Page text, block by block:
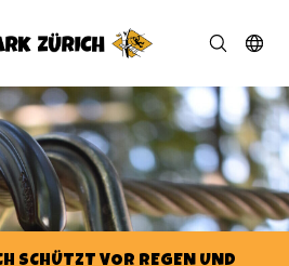
SCHÜTZT VOR REGEN UND